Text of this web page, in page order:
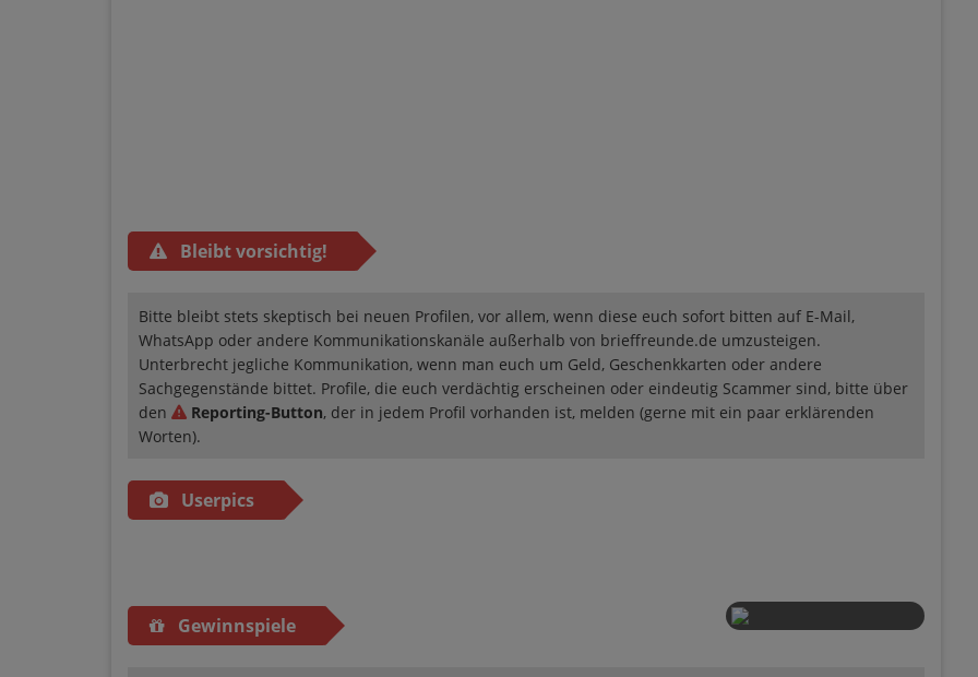
Bleibt vorsichtig!
Bitte bleibt stets skeptisch bei neuen Profilen, vor allem, wenn diese euch sofort bitten auf E-Mail,
WhatsApp oder andere Kommunikationskanäle außerhalb von brieffreunde.de umzusteigen.
Unterbrecht jegliche Kommunikation, wenn man euch um Geld, Geschenkkarten oder andere
Sachgegenstände bittet. Profile, die euch verdächtig erscheinen oder eindeutig Scammer sind, bitte über
den
Reporting-Button, der in jedem Profil vorhanden ist, melden (gerne mit ein paar erklärenden
Worten).
Userpics
Gewinnspiele